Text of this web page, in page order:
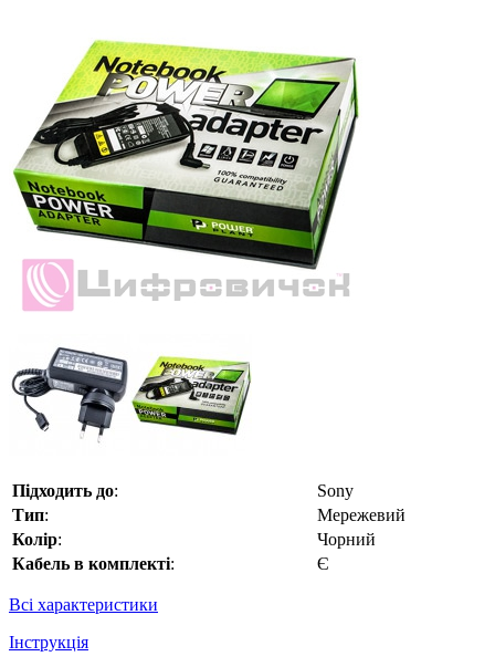
Підходить до:
Sony
Тип:
Мережевий
Колір:
Чорний
Кабель в комплекті: Є
Всі характеристики
Інструкція